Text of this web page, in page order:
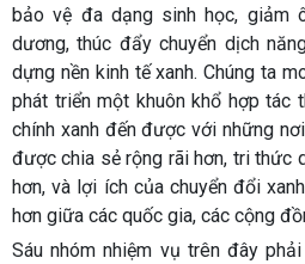
bảo vệ đa dạng sinh học, giảm
dương, thúc đẩy chuyển dịch
dựng nền kinh tế xanh. Chúng ta
phát triển một khuôn khổ hợp tác
chính xanh đến được với những
được chia sẻ rộng rãi hơn, tri thức
hơn, và lợi ích của chuyển đổi
hơn giữa các quốc gia, các cộng
Sáu nhóm nhiệm vụ trên đây